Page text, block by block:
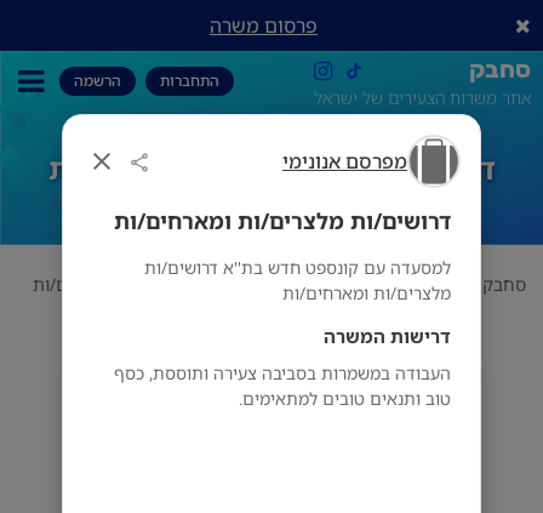
מפרסם אנונימי
דרושים/ות מלצרים/ות ומארחים/ות
למסעדה עם קונספט חדש בת''א דרושים/ות
מלצרים/ות ומארחים/ות
דרישות המשרה
העבודה במשמרות בסביבה צעירה ותוססת, כסף
טוב ותנאים טובים למתאימים.
פרסום משרה
סחבק
אתר משרות הצעירים של ישראל
התחברות הרשמה
דרושים/ות מלצרים/ות ומארחים/ות
סחבק הכל מפרסם אנונימי דרושים/ות מלצרים/ות ומארחים/ות
מפרסם אנונימי